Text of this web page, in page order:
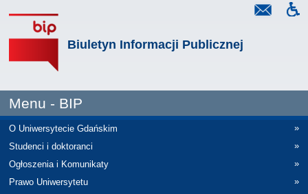
Biuletyn Informacji Publicznej
Menu - BIP
O Uniwersytecie Gdańskim
»
Studenci i doktoranci
»
Ogłoszenia i Komunikaty
»
Prawo Uniwersytetu
»